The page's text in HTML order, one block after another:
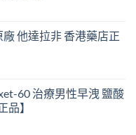
他達拉非 香港藥店正
60 治療男性早洩 鹽酸
品】